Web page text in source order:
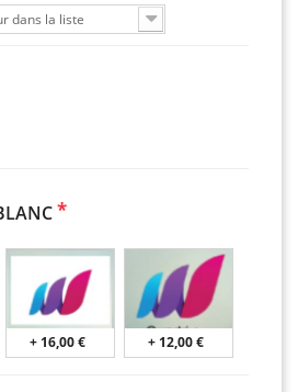
dans la liste
*
+ 16,00 € + 12,00 €